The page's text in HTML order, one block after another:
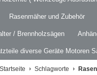
Rasenmäher und Zubehör
/ Brennholzsägen
diverse Geräte Motoren
Startseite Schlagworte